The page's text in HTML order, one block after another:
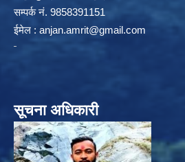
सम्पर्क न‌ं. 9858391151
ईमेल : anjan.amrit@gmail.com
सूचना अधिकारी